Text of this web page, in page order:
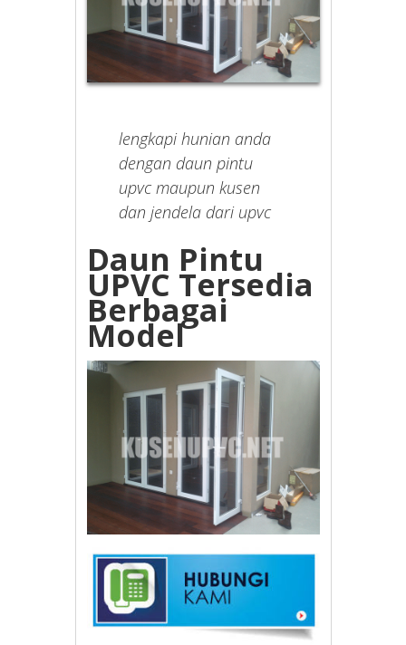
lengkapi hunian anda
dengan daun pintu
upvc maupun kusen
dan jendela dari upvc
Daun Pintu
UPVC Tersedia
Berbagai
Model